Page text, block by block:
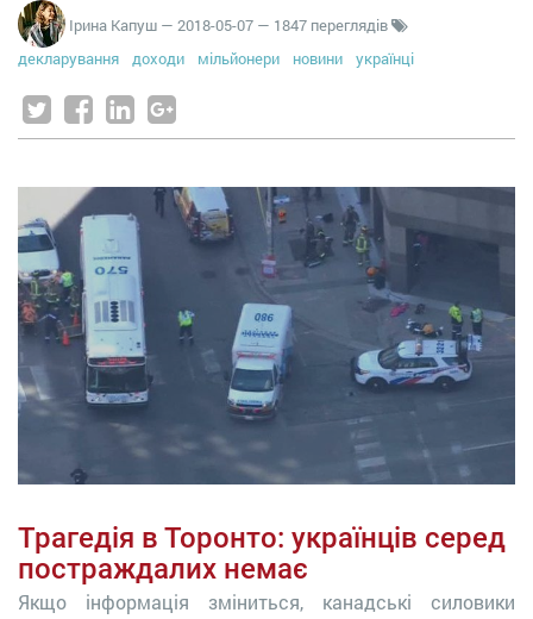
Ірина Капуш — 2018-05-07 — 1847 переглядів
декларування
доходи мільйонери новини українці
Трагедія в Торонто: українців серед
постраждалих немає
Якщо інформація зміниться, канадські силовики